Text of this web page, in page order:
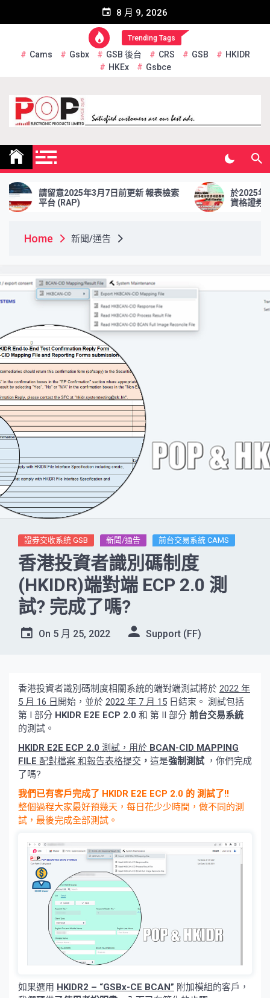
8 月 9, 2026
Trending Tags
Cams Gsbx GSB 後台 CRS GSB
HKIDR
HKEx
Gsbce
Pop Electronic Products
Limited
留意2025年3月7日前更新 報表檢索
(RAP)
於2025年2月28日前
資格證券交收 問券調
Home 新聞/通告
證券交收系統 GSB 新聞/通告 前台交易系統 CAMS
香港投資者識別碼制度
(HKIDR)端對端 ECP 2.0 測
試? 完成了嗎?
On 5 月 25, 2022 Support (FF)
香港投資者識別碼制度相關系統的端對端測試將於 2022 年
5 月 16 日 開始，並於 2022 年 7 月 15 日結束。 測試包括
第 I 部分 HKIDR E2E ECP 2.0 和 第 II 部分 前台交易系統
的測試。
HKIDR E2E ECP 2.0 測試，用於 BCAN-CID MAPPING
FILE 配對檔案 和報告表格提交 ， 這是強制測試 ，你們完成
了嗎?
我們已有客戶完成了 HKIDR E2E ECP 2.0 的 測試了!!
整個過程大家最好預幾天，每日花少少時間，做不同的測
試，最後完成全部測試。
如果選用 HKIDR2 – “GSBx-CE BCAN” 附加模組的客戶，